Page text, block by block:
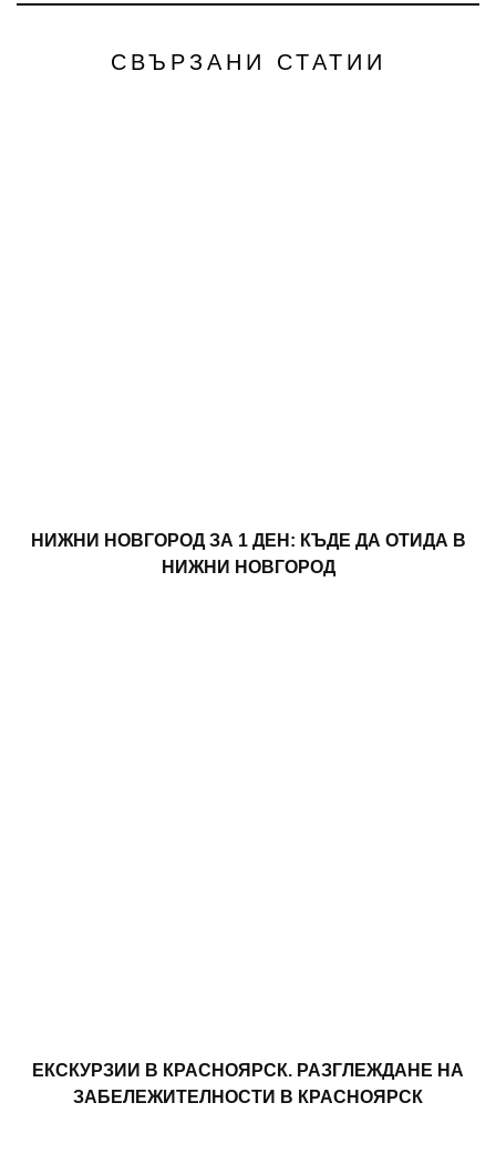
СВЪРЗАНИ СТАТИИ
НИЖНИ НОВГОРОД ЗА 1 ДЕН: КЪДЕ ДА ОТИДА В
НИЖНИ НОВГОРОД
ЕКСКУРЗИИ В КРАСНОЯРСК. РАЗГЛЕЖДАНЕ НА
ЗАБЕЛЕЖИТЕЛНОСТИ В КРАСНОЯРСК